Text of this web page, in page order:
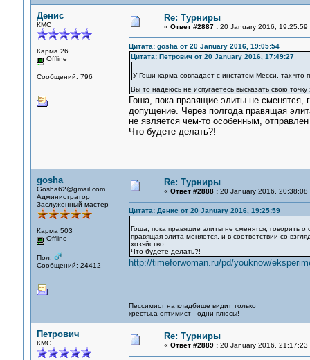
Денис
КМС
Карма 26
Offline
Сообщений: 796
Re: Турниры
« Ответ #2887 :20 January 2016, 19:25:59
Цитата: gosha от 20 January 2016, 19:05:54
Цитата: Петрович от 20 January 2016, 17:49:27
У Гоши карма совпадает с инстатом Месси, так что
Вы то надеюсь не испугаетесь высказать свою
Гоша, пока правящие элиты не сменятся,
допущение. Через полгода правящая
не является чем-то особенным,
Что будете делать?!
gosha
Gosha62@gmail.com
Администратор
Заслуженный мастер
Карма 503
Offline
Пол:
Сообщений: 24412
Re: Турниры
« Ответ #2888 :20 January 2016, 20:38:08
Цитата: Денис от 20 January 2016, 19:25:59
Гоша, пока правящие элиты не сменятся, говорить
правящая элита меняется, и в соответствии со
хозяйство...
Что будете делать?!
http://timeforwoman.ru/pd/youknow/
Пессимист на кладбище видит только
кресты,а оптимист - одни плюсы!
Петрович
КМС
Re: Турниры
« Ответ #2889 :20 January 2016, 21:17:23